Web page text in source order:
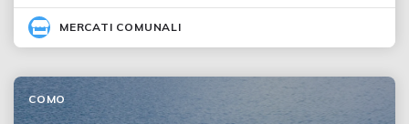
MERCATI COMUNALI
COMO